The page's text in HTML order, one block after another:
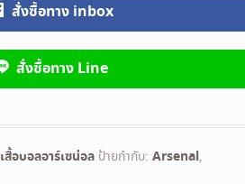
สั่งซื้อทาง inbox
สั่งซื้อทาง Line
เสื้อบอลอาร์เซน่อล ป้ายกำกับ: Arsenal,